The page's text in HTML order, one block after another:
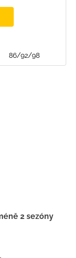
86/92/98
2 sezóny